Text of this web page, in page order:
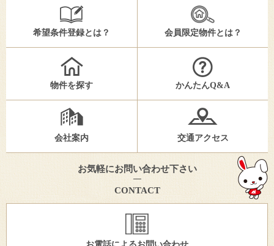
希望条件登録とは？ 会員限定物件とは？
物件を探す かんたんQ&A
会社案内 交通アクセス
お気軽にお問い合わせ下さい
CONTACT